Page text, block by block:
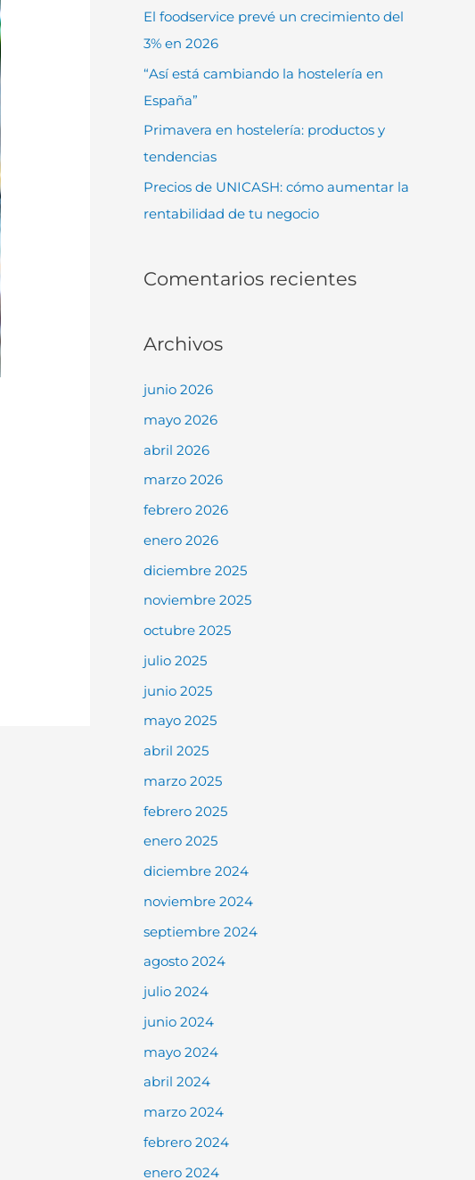
El foodservice prevé un crecimiento del
3% en 2026
“Así está cambiando la hostelería en
España”
Primavera en hostelería: productos y
tendencias
Precios de UNICASH: cómo aumentar la
rentabilidad de tu negocio
Comentarios recientes
Archivos
junio 2026
mayo 2026
abril 2026
marzo 2026
febrero 2026
enero 2026
diciembre 2025
noviembre 2025
octubre 2025
julio 2025
junio 2025
mayo 2025
abril 2025
marzo 2025
febrero 2025
enero 2025
diciembre 2024
noviembre 2024
septiembre 2024
agosto 2024
julio 2024
junio 2024
mayo 2024
abril 2024
marzo 2024
febrero 2024
enero 2024